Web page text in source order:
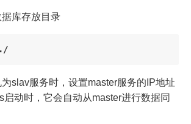
库存放目录
./
slav服务时，设置master服务的IP地址
启动时，它会自动从master进行数据同